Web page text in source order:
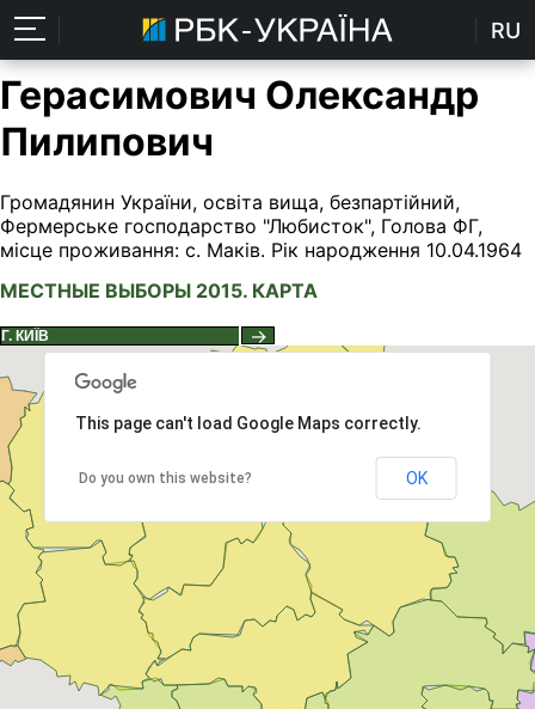
RU
Герасимович Олександр
Пилипович
Громадянин України, освіта вища, безпартійний,
Фермерське господарство "Любисток", Голова ФГ,
місце проживання: с. Маків. Рік народження 10.04.1964
МЕСТНЫЕ ВЫБОРЫ 2015. КАРТА
→
This page can't load Google Maps correctly.
Do you own this website? OK